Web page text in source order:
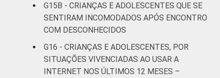
Mais de 2
SM até 3 SM
Mais de 3
SM
41
G15B - CRIANÇAS E ADOLESCENTES QUE SE
SENTIRAM INCOMODADOS APÓS ENCONTRO
COM DESCONHECIDOS
G16 - CRIANÇAS E ADOLESCENTES, POR
SITUAÇÕES VIVENCIADAS AO USAR A
INTERNET NOS ÚLTIMOS 12 MESES –